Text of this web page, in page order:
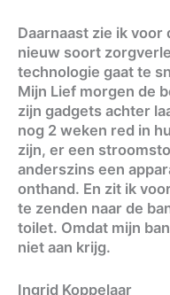
Daarnaast zie ik
nieuw soort
technologie gaat te
Mijn Lief morgen de
zijn gadgets achter
nog 2 weken red in
zijn, er een
anderszins een
onthand. En zit ik
te zenden naar de
toilet. Omdat mijn
niet aan krijg.
Ingrid Koppelaar